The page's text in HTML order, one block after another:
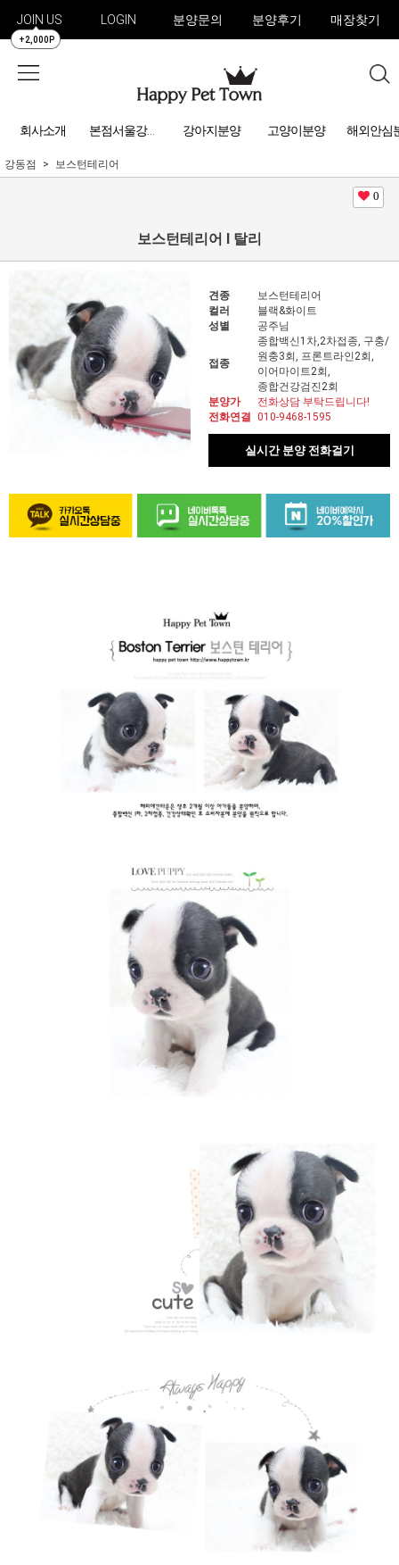
JOIN US
+2,000P
LOGIN 분양문의 분양후기 매장찾기
회사소개 본점서울강아지분양 강아지분양 고양이분양 해외안심
강동점 보스턴테리어
0
보스턴테리어 l 탈리
견종
보스턴테리어
컬러
블랙&화이트
성별
공주님
접종
종합백신1차,2차접종, 구충/
원충3회, 프론트라인2회,
이어마이트2회,
종합건강검진2회
분양가
전화상담 부탁드립니다!
전화연결 010-9468-1595
실시간 분양 전화걸기